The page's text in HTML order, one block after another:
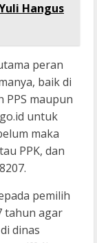
Hangus
peran
baik di
PPS maupun
untuk
maka
PPK, dan
pemilih
tahun agar
dinas